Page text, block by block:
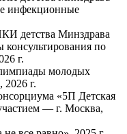
инфекционные
детства Минздрава
по
г.
молодых
2026 г.
«5П Детская
— г. Москва,